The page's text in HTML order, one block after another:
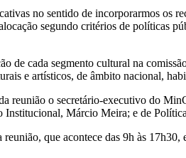
no sentido de incorporarmos os
segundo critérios de políticas
de cada segmento cultural na
e artísticos, de âmbito nacional,
reunião o secretário-executivo do
Márcio Meira; e de
reunião, que acontece das 9h às